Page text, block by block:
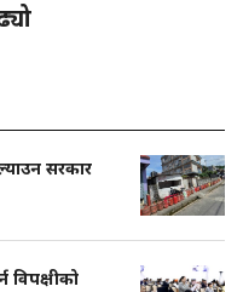
सरकार
विपक्षीको